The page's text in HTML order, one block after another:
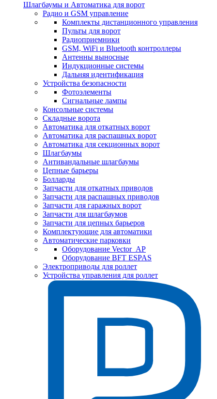
Шлагбаумы и Автоматика для ворот
Радио и GSM управление
Комплекты дистанционного управления
Пульты для ворот
Радиоприемники
GSM, WiFi и Bluetooth контроллеры
Антенны выносные
Индукционные системы
Дальняя идентификация
Устройства безопасности
Фотоэлементы
Сигнальные лампы
Консольные системы
Складные ворота
Автоматика для откатных ворот
Автоматика для распашных ворот
Автоматика для секционных ворот
Шлагбаумы
Антивандальные шлагбаумы
Цепные барьеры
Болларды
Запчасти для откатных приводов
Запчасти для распашных приводов
Запчасти для гаражных ворот
Запчасти для шлагбаумов
Запчасти для цепных барьеров
Комплектующие для автоматики
Автоматические парковки
Оборудование Vector_AP
Оборудование BFT ESPAS
Электроприводы для роллет
Устройства управления для роллет